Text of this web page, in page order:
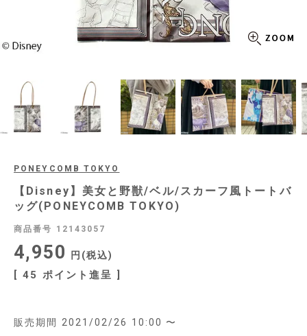
PONEYCOMB TOKYO
【Disney】美女と野獣/ベル/スカーフ風トートバ
ッグ(PONEYCOMB TOKYO)
商品番号 12143057
4,950 税込
[ 45 ポイント進呈 ]
販売期間 2021/02/26 10:00 〜